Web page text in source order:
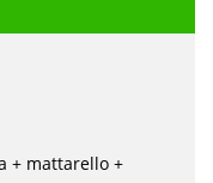
+ mattarello +